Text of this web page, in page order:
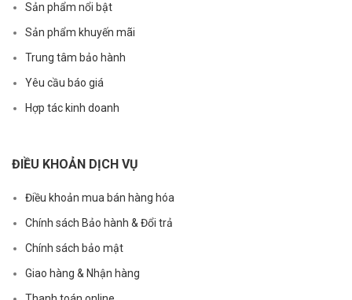
Sản phẩm nổi bật
Sản phẩm khuyến mãi
Trung tâm bảo hành
Yêu cầu báo giá
Hợp tác kinh doanh
ĐIỀU KHOẢN DỊCH VỤ
Điều khoản mua bán hàng hóa
Chính sách Bảo hành & Đổi trả
Chính sách bảo mật
Giao hàng & Nhận hàng